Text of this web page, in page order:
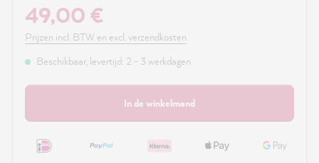
49,00 €
Prijzen incl. BTW en excl. verzendkosten
Beschikbaar, levertijd: 2 - 3 werkdagen
In de winkelmand